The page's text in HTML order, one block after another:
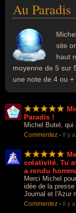
Au Paradis
site
haut
moyenne de 5 sur
une note de 4 ou
Paradis !
Michel Butel, qui
Commentez - il y
créativité. Tu
a rendu
Merci Michel
idée de la
Journal et l'Azur
Commentez - il y